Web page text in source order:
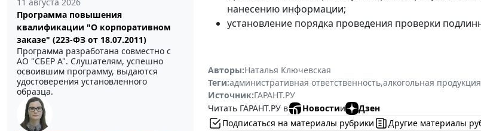
Программа повышения
квалификации "О корпоративном
заказе" (223-ФЗ от 18.07.2011)
Программа разработана совместно с
АО ''СБЕР А". Слушателям, успешно
освоившим программу, выдаются
удостоверения установленного
образца.
нанесению информации;
установление порядка проведения проверки
Авторы:Наталья Ключевская
Теги:административная ответственность,алкогольная продукция
Источник:ГАРАНТ.РУ
Читать ГАРАНТ.РУ в
Новостии
Дзен
Подписаться на материалы рубрики
Другие материалы